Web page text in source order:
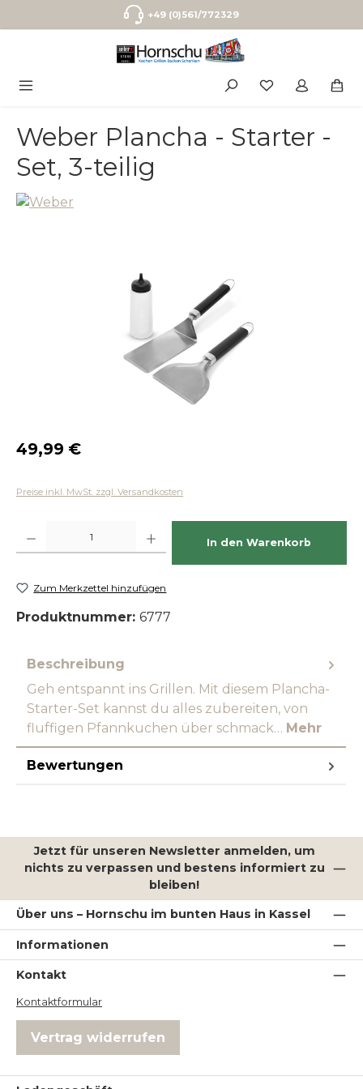
Zum Hauptinhalt springen+49 (0)561/772329
Weber Plancha - Starter -
Set, 3-teilig
Regulärer Preis:
49,99 €
Preise inkl. MwSt. zzgl. Versandkosten
In den Warenkorb
Zum Merkzettel hinzufügen
Produktnummer: 6777
Beschreibung
Geh entspannt ins Grillen. Mit diesem Plancha-
Starter-Set kannst du alles zubereiten, von
fluffigen Pfannkuchen über schmack… Mehr
Bewertungen
Jetzt für unseren Newsletter anmelden, um
nichts zu verpassen und bestens informiert zu
bleiben!
Über uns – Hornschu im bunten Haus in Kassel
Informationen
Kontakt
Kontaktformular
Vertrag widerrufen